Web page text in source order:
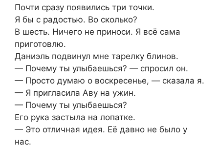
Почти сразу появились три точки.
Я бы с радостью. Во сколько?
В шесть. Ничего не приноси. Я всё сама
приготовлю.
Даниэль подвинул мне тарелку блинов.
— Почему ты улыбаешься? — спросил он.
— Просто думаю о воскресенье, — сказала я.
— Я пригласила Аву на ужин.
— Почему ты улыбаешься?
Его рука застыла на лопатке.
— Это отличная идея. Её давно не было у
нас.